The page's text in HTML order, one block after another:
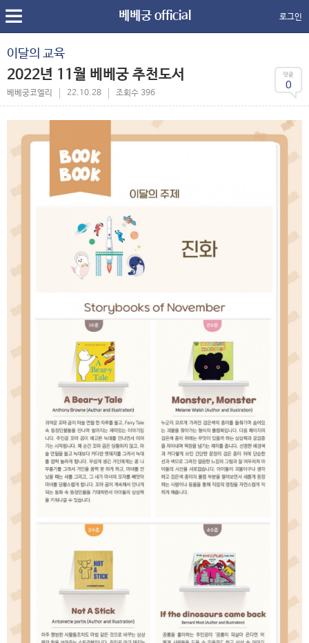
베베궁 official 로그인
이달의 교육
2022년 11월 베베궁 추천도서
베베궁코엘리 22.10.28 조회수 396
0